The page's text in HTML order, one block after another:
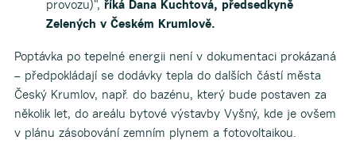
provozu)“, říká Dana Kuchtová, předsedkyně
Zelených v Českém Krumlově.
Poptávka po tepelné energii není v dokumentaci prokázaná
– předpokládají se dodávky tepla do dalších částí města
Český Krumlov, např. do bazénu, který bude postaven za
několik let, do areálu bytové výstavby Vyšný, kde je ovšem
v plánu zásobování zemním plynem a fotovoltaikou.